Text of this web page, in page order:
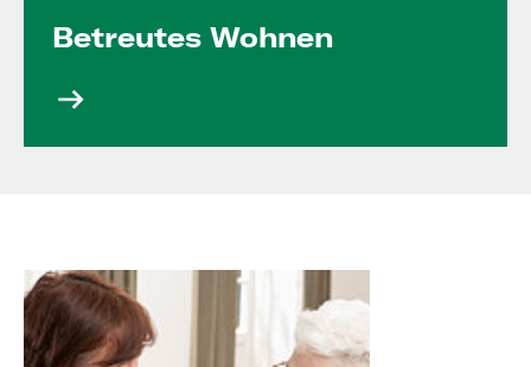
Betreutes Wohnen